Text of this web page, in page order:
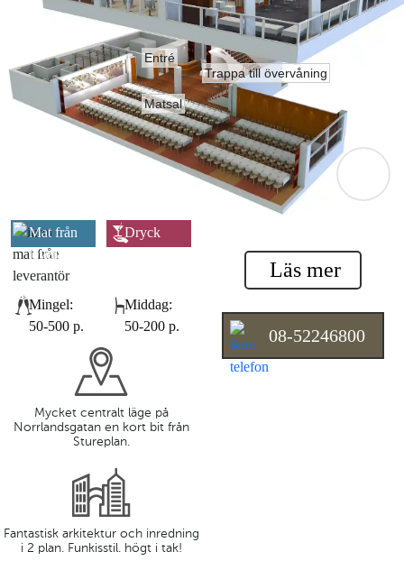
Entré
Matsal
Trappa till övervåning
Mat från
leverantör
Dryck
Mingel:
50-500 p.
Middag:
50-200 p.
Mycket centralt läge på
Norrlandsgatan en kort bit från
Stureplan.
Fantastisk arkitektur och inredning
i 2 plan. Funkisstil. högt i tak!
Läs mer
08-52246800